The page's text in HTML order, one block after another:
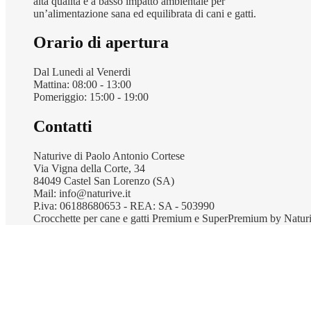
un’alimentazione sana ed equilibrata di cani e gatti.
Orario di apertura
Dal Lunedi al Venerdi
Mattina: 08:00 - 13:00
Pomeriggio: 15:00 - 19:00
Contatti
Naturive di Paolo Antonio Cortese
Via Vigna della Corte, 34
84049 Castel San Lorenzo (SA)
Mail: info@naturive.it
P.iva: 06188680653 - REA: SA - 503990
Crocchette per cane e gatti Premium e SuperPremium by